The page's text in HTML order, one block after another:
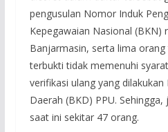
pengusulan Nomor Induk
Kepegawaian Nasional (BKN)
Banjarmasin, serta lima
terbukti tidak memenuhi
verifikasi ulang yang
Daerah (BKD) PPU.
saat ini sekitar 47 orang.